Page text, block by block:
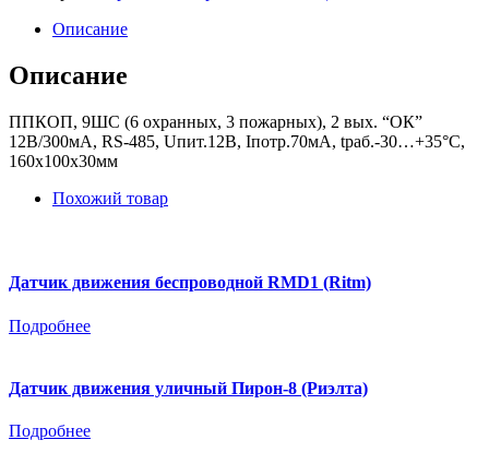
Описание
Описание
ППКОП, 9ШС (6 охранных, 3 пожарных), 2 вых. “ОК”
12В/300мА, RS-485, Uпит.12В, Iпотр.70мА, tраб.-30…+35°С,
160х100х30мм
Похожий товар
Датчик движения беспроводной RМD1 (Ritm)
Подробнее
Датчик движения уличный Пирон-8 (Риэлта)
Подробнее